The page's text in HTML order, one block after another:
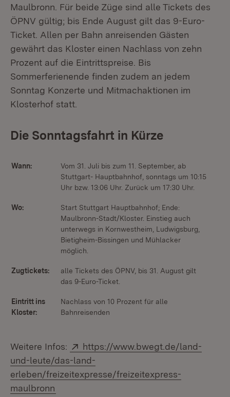
Maulbronn. Für beide Züge sind alle Tickets des
ÖPNV gültig; bis Ende August gilt das 9-Euro-
Ticket. Allen per Bahn anreisenden Gästen
gewährt das Kloster einen Nachlass von zehn
Prozent auf die Eintrittspreise. Bis
Sommerferienende finden zudem an jedem
Sonntag Konzerte und Mitmachaktionen im
Klosterhof statt.
Die Sonntagsfahrt in Kürze
Wann:
Vom 31. Juli bis zum 11. September, ab
Stuttgart- Hauptbahnhof, sonntags um 10:15
Uhr bzw. 13:06 Uhr. Zurück um 17:30 Uhr.
Wo:
Start Stuttgart Hauptbahnhof; Ende:
Maulbronn-Stadt/Kloster. Einstieg auch
unterwegs in Kornwestheim, Ludwigsburg,
Bietigheim-Bissingen und Mühlacker
möglich.
Zugtickets:
alle Tickets des ÖPNV, bis 31. August gilt
das 9-Euro-Ticket.
Eintritt ins
Kloster:
Nachlass von 10 Prozent für alle
Bahnreisenden
Weitere Infos: Extern:
https://www.bwegt.de/land-
und-leute/das-land-
erleben/freizeitexpresse/freizeitexpress-
maulbronn